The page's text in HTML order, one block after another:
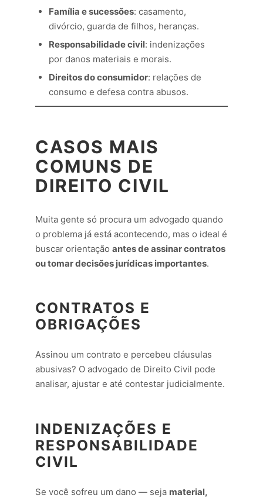
Família e sucessões: casamento,
divórcio, guarda de filhos, heranças.
Responsabilidade civil: indenizações
por danos materiais e morais.
Direitos do consumidor: relações de
consumo e defesa contra abusos.
CASOS MAIS
COMUNS DE
DIREITO CIVIL
Muita gente só procura um advogado quando
o problema já está acontecendo, mas o ideal é
buscar orientação antes de assinar contratos
ou tomar decisões jurídicas importantes.
CONTRATOS E
OBRIGAÇÕES
Assinou um contrato e percebeu cláusulas
abusivas? O advogado de Direito Civil pode
analisar, ajustar e até contestar judicialmente.
INDENIZAÇÕES E
RESPONSABILIDADE
CIVIL
Se você sofreu um dano — seja material,